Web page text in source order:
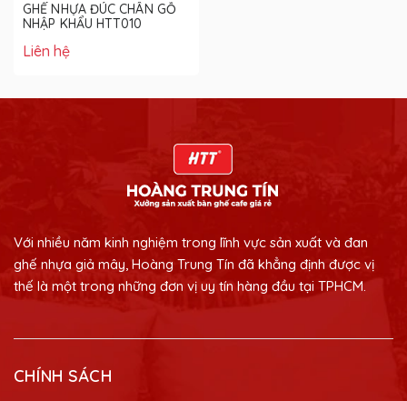
GHẾ NHỰA ĐÚC CHÂN GỖ
NHẬP KHẨU HTT010
Liên hệ
Với nhiều năm kinh nghiệm trong lĩnh vực sản xuất và đan
ghế nhựa giả mây, Hoàng Trung Tín đã khẳng định được vị
thế là một trong những đơn vị uy tín hàng đầu tại TPHCM.
CHÍNH SÁCH